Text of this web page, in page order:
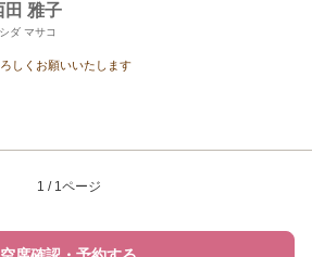
田 雅子
ダ マサコ
ろしくお願いいたします
1 / 1ページ